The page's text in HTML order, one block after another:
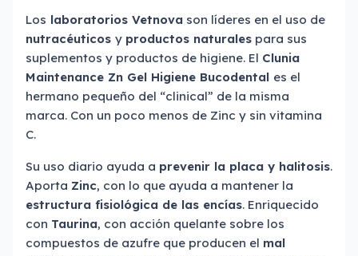
Los laboratorios Vetnova son líderes en el uso de
nutracéuticos y productos naturales para sus
suplementos y productos de higiene. El Clunia
Maintenance Zn Gel Higiene Bucodental es el
hermano pequeño del “clinical” de la misma
marca. Con un poco menos de Zinc y sin vitamina
C.
Su uso diario ayuda a prevenir la placa y halitosis.
Aporta Zinc, con lo que ayuda a mantener la
estructura fisiológica de las encías. Enriquecido
con Taurina, con acción quelante sobre los
compuestos de azufre que producen el mal